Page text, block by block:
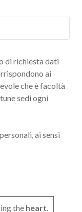
di richiesta dati
ai
che è facoltà
sedi ogni
ai sensi
the heart.